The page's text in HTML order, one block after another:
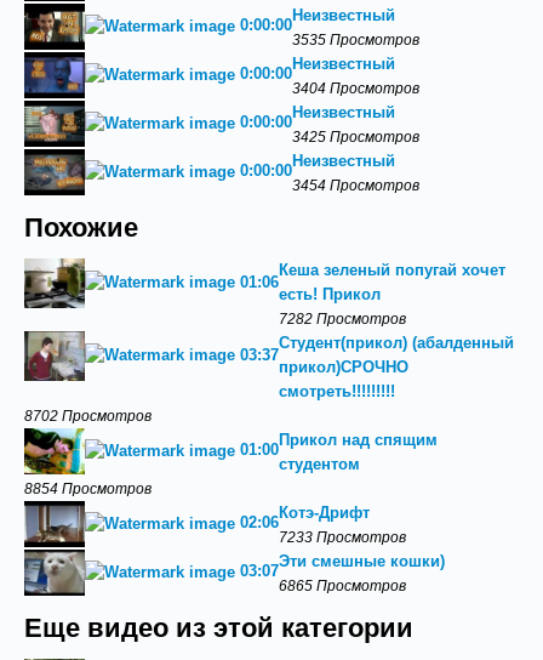
0:00:00
Неизвестный
3535 Просмотров
0:00:00
Неизвестный
3404 Просмотров
0:00:00
Неизвестный
3425 Просмотров
0:00:00
Неизвестный
3454 Просмотров
Похожие
01:06
Кеша зеленый попугай хочет
есть! Прикол
7282 Просмотров
03:37
Студент(прикол) (абалденный
прикол)СРОЧНО
смотреть!!!!!!!!!
8702 Просмотров
01:00
Прикол над спящим
студентом
8854 Просмотров
02:06
Котэ-Дрифт
7233 Просмотров
03:07
Эти смешные кошки)
6865 Просмотров
Еще видео из этой категории